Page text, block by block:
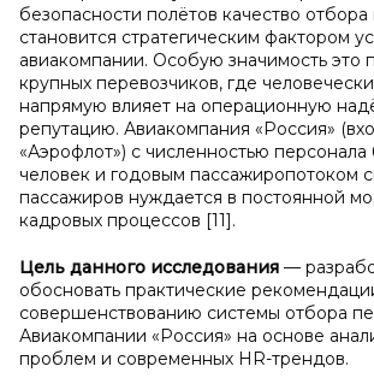
безопасности полётов качество отбора
становится стратегическим фактором
авиакомпании. Особую значимость это
крупных перевозчиков, где
напрямую влияет на операционную
репутацию. Авиакомпания «Россия»
«Аэрофлот») с численностью
человек и годовым пассажиропотоком
пассажиров нуждается в постоянной
кадровых процессов [11].
Цель данного исследования —
обосновать практические
совершенствованию системы отбора
Авиакомпании «Россия» на основе
проблем и современных HR-трендов.